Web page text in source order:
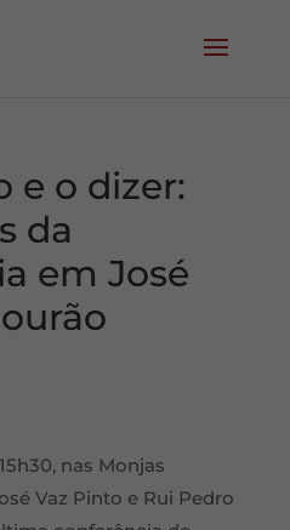
e o dizer:
da
em José
nas Monjas
Vaz Pinto e Rui Pedro